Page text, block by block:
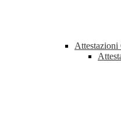
Attestazioni